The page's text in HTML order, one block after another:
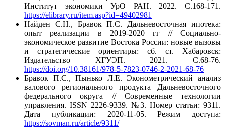
Институт экономики УрО РАН. 2022. С.168-171.
https://elibrary.ru/item.asp?id=49402981
Найден С.Н., Бравок П.С. Дальневосточная ипотека:
опыт реализации в 2019-2020 гг // Социально-
экономическое развитие Востока России: новые вызовы
и стратегические ориентиры: сб. ст. Хабаровск:
Издательство ХГУЭП. 2021. С.68-76.
https://doi.org/10.38161/978-5-7823-0746-2-2021-68-76
Бравок П.С., Пынько Л.Е. Эконометрический анализ
валового регионального продукта Дальневосточного
федерального округа // Современные технологии
управления. ISSN 2226-9339. №3. Номер статьи: 9311.
Дата публикации: 2020-11-05. Режим доступа:
https://sovman.ru/article/9311/